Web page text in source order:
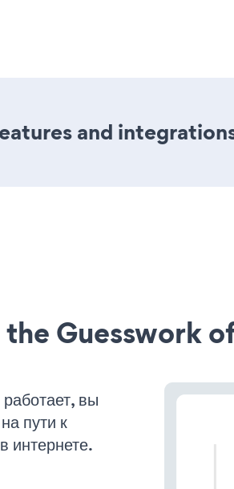
and
the Guesswork
вы
пути к
интернете.